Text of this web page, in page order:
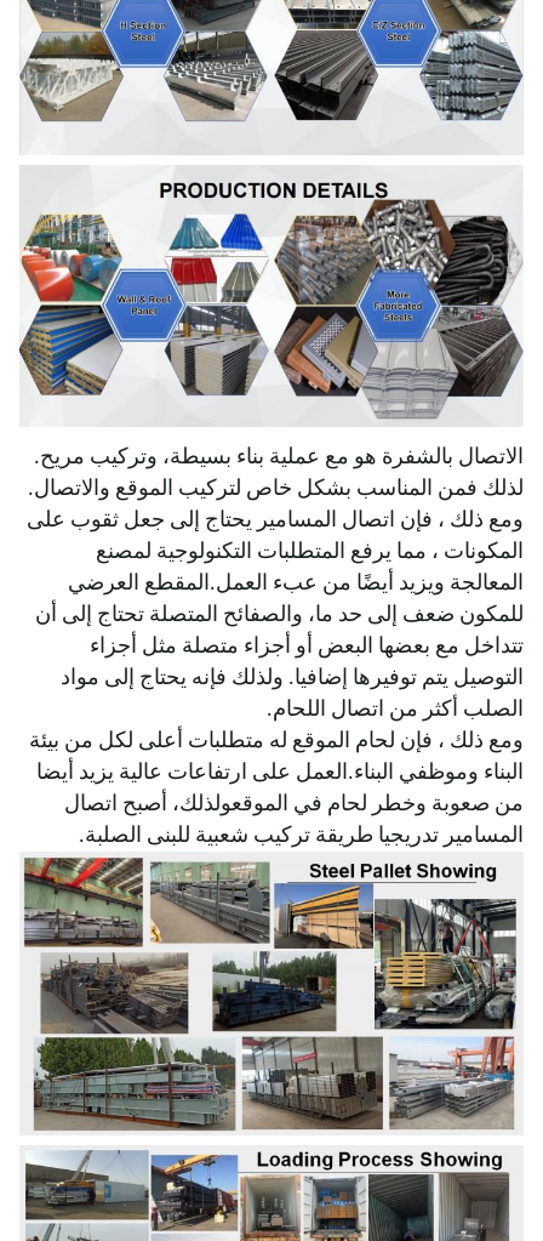
الاتصال بالشفرة هو مع عملية بناء بسيطة، وتركيب مريح.
لذلك فمن المناسب بشكل خاص لتركيب الموقع والاتصال.
ومع ذلك ، فإن اتصال المسامير يحتاج إلى جعل ثقوب على
المكونات ، مما يرفع المتطلبات التكنولوجية لمصنع
المعالجة ويزيد أيضًا من عبء العمل.المقطع العرضي
للمكون ضعف إلى حد ما، والصفائح المتصلة تحتاج إلى أن
تتداخل مع بعضها البعض أو أجزاء متصلة مثل أجزاء
التوصيل يتم توفيرها إضافيا. ولذلك فإنه يحتاج إلى مواد
الصلب أكثر من اتصال اللحام.
ومع ذلك ، فإن لحام الموقع له متطلبات أعلى لكل من بيئة
البناء وموظفي البناء.العمل على ارتفاعات عالية يزيد أيضا
من صعوبة وخطر لحام في الموقعولذلك، أصبح اتصال
المسامير تدريجيا طريقة تركيب شعبية للبنى الصلبة.